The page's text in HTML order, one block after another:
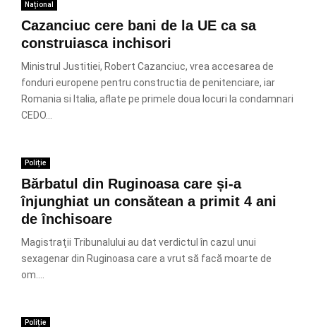
Național
Cazanciuc cere bani de la UE ca sa
construiasca inchisori
Ministrul Justitiei, Robert Cazanciuc, vrea accesarea de
fonduri europene pentru constructia de penitenciare, iar
Romania si Italia, aflate pe primele doua locuri la condamnari
CEDO...
Poliție
Bărbatul din Ruginoasa care și-a
înjunghiat un consătean a primit 4 ani
de închisoare
Magistraţii Tribunalului au dat verdictul în cazul unui
sexagenar din Ruginoasa care a vrut să facă moarte de
om....
Poliție